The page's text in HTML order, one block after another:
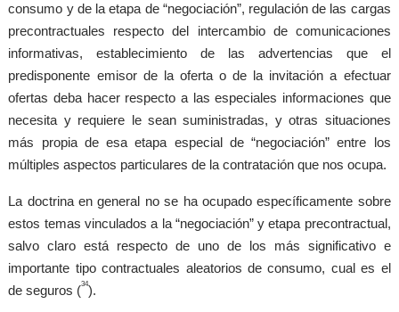
consumo y de la etapa de “negociación”, regulación de las cargas
precontractuales respecto del intercambio de comunicaciones
informativas, establecimiento de las advertencias que el
predisponente emisor de la oferta o de la invitación a efectuar
ofertas deba hacer respecto a las especiales informaciones que
necesita y requiere le sean suministradas, y otras situaciones
más propia de esa etapa especial de “negociación” entre los
múltiples aspectos particulares de la contratación que nos ocupa.
La doctrina en general no se ha ocupado específicamente sobre
estos temas vinculados a la “negociación” y etapa precontractual,
salvo claro está respecto de uno de los más significativo e
importante tipo contractuales aleatorios de consumo, cual es el
de seguros (34).